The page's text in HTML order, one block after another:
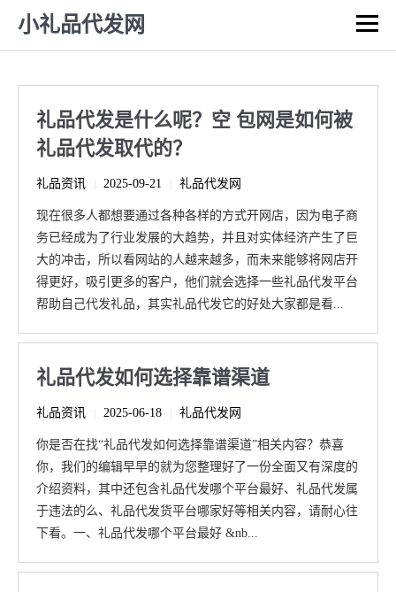
小礼品代发网
礼品代发是什么呢？空 包网是如何被
礼品代发取代的？
礼品资讯 2025-09-21 礼品代发网
现在很多人都想要通过各种各样的方式开网店，因为电子商
务已经成为了行业发展的大趋势，并且对实体经济产生了巨
大的冲击，所以看网站的人越来越多，而未来能够将网店开
得更好，吸引更多的客户，他们就会选择一些礼品代发平台
帮助自己代发礼品，其实礼品代发它的好处大家都是看...
礼品代发如何选择靠谱渠道
礼品资讯 2025-06-18 礼品代发网
你是否在找“礼品代发如何选择靠谱渠道”相关内容？恭喜
你，我们的编辑早早的就为您整理好了一份全面又有深度的
介绍资料，其中还包含礼品代发哪个平台最好、礼品代发属
于违法的么、礼品代发货平台哪家好等相关内容，请耐心往
下看。一、礼品代发哪个平台最好 &nb...